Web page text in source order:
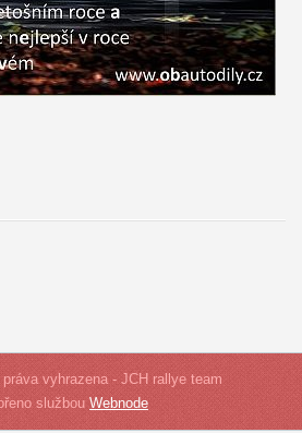
vyhrazena - JCH rallye team
službou Webnode